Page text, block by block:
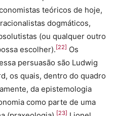
teóricos de hoje,
dogmáticos,
(ou qualquer outro
escolher). [22] Os
persuasão são Ludwig
os quais, dentro do quadro
da epistemologia
como parte de uma
[23]